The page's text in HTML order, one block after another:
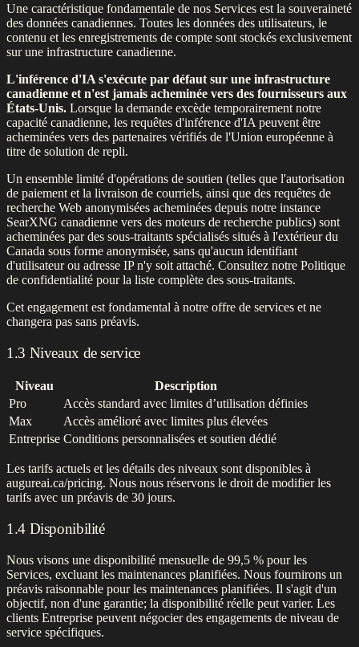
Une caractéristique fondamentale de nos Services est la souveraineté
des données canadiennes. Toutes les données des utilisateurs, le
contenu et les enregistrements de compte sont stockés exclusivement
sur une infrastructure canadienne.
L'inférence d'IA s'exécute par défaut sur une infrastructure
canadienne et n'est jamais acheminée vers des fournisseurs aux
États-Unis. Lorsque la demande excède temporairement notre
capacité canadienne, les requêtes d'inférence d'IA peuvent être
acheminées vers des partenaires vérifiés de l'Union européenne à
titre de solution de repli.
Un ensemble limité d'opérations de soutien (telles que l'autorisation
de paiement et la livraison de courriels, ainsi que des requêtes de
recherche Web anonymisées acheminées depuis notre instance
SearXNG canadienne vers des moteurs de recherche publics) sont
acheminées par des sous-traitants spécialisés situés à l'extérieur du
Canada sous forme anonymisée, sans qu'aucun identifiant
d'utilisateur ou adresse IP n'y soit attaché. Consultez notre Politique
de confidentialité pour la liste complète des sous-traitants.
Cet engagement est fondamental à notre offre de services et ne
changera pas sans préavis.
1.3 Niveaux de service
Niveau
Description
Pro
Accès standard avec limites d’utilisation définies
Max
Accès amélioré avec limites plus élevées
Entreprise Conditions personnalisées et soutien dédié
Les tarifs actuels et les détails des niveaux sont disponibles à
augureai.ca/pricing. Nous nous réservons le droit de modifier les
tarifs avec un préavis de 30 jours.
1.4 Disponibilité
Nous visons une disponibilité mensuelle de 99,5 % pour les
Services, excluant les maintenances planifiées. Nous fournirons un
préavis raisonnable pour les maintenances planifiées. Il s'agit d'un
objectif, non d'une garantie; la disponibilité réelle peut varier. Les
clients Entreprise peuvent négocier des engagements de niveau de
service spécifiques.